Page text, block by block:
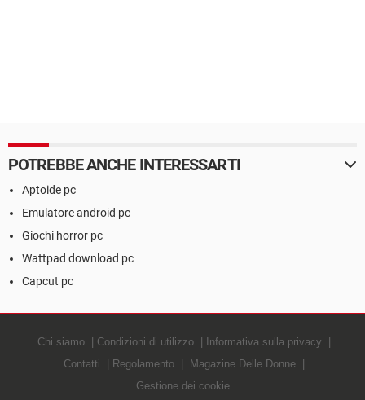
POTREBBE ANCHE INTERESSARTI
Aptoide pc
Emulatore android pc
Giochi horror pc
Wattpad download pc
Capcut pc
Chi siamo Condizioni di utilizzo
Informativa sulla privacy
Contatti
Regolamento
Magazine Delle Donne
Gestione dei cookie